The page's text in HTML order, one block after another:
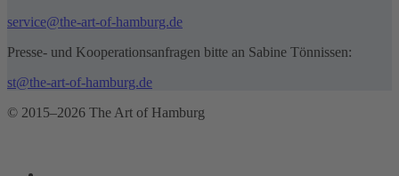
service@the-art-of-hamburg.de
Presse- und Kooperationsanfragen bitte an Sabine Tönnissen:
st@the-art-of-hamburg.de
© 2015–2026 The Art of Hamburg